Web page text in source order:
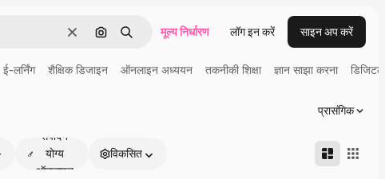
साफ़ इमेज से खोजें
खोजें मूल्य निर्धारण लॉग इन करें साइन अप करें
ई-लर्निंग शैक्षिक डिजाइन ऑनलाइन अध्ययन तकनीकी शिक्षा ज्ञान साझा करना डिजिटल
प्रासंगिक
संपादन
योग्य
ऑनलाइन
विकसित